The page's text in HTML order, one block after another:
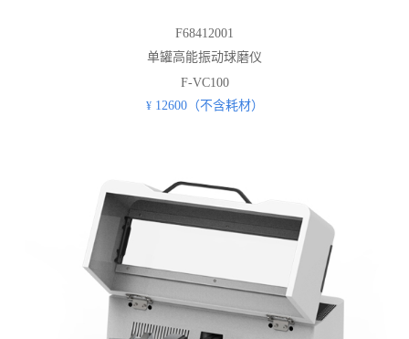
F68412001
单罐高能振动球磨仪
F-VC100
¥ 12600（不含耗材）